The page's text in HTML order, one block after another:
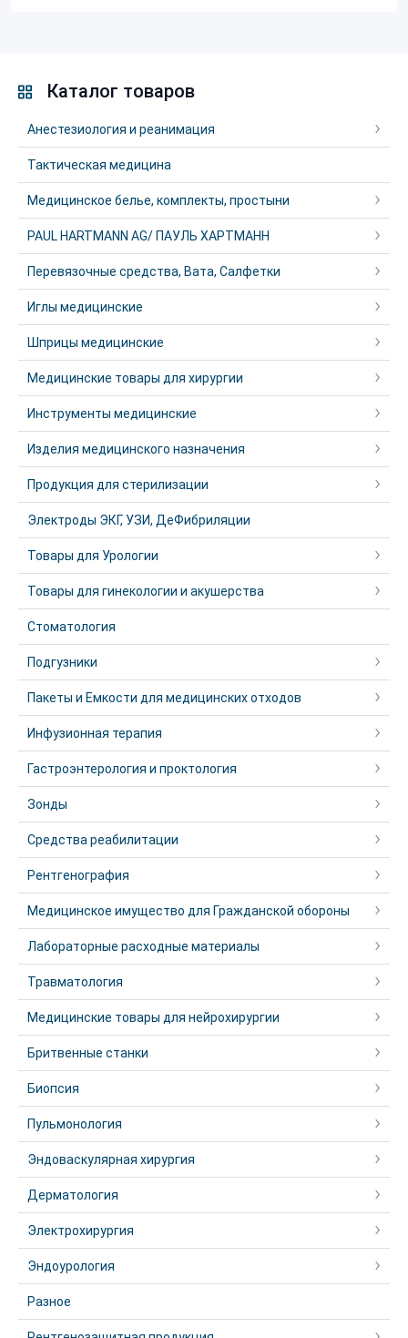
Каталог товаров
Анестезиология и реанимация
Тактическая медицина
Медицинское белье, комплекты, простыни
PAUL HARTMANN AG/ ПАУЛЬ ХАРТМАНН
Перевязочные средства, Вата, Салфетки
Иглы медицинские
Шприцы медицинские
Медицинские товары для хирургии
Инструменты медицинские
Изделия медицинского назначения
Продукция для стерилизации
Электроды ЭКГ, УЗИ, ДеФибриляции
Товары для Урологии
Товары для гинекологии и акушерства
Стоматология
Подгузники
Пакеты и Емкости для медицинских отходов
Инфузионная терапия
Гастроэнтерология и проктология
Зонды
Средства реабилитации
Рентгенография
Медицинское имущество для Гражданской обороны
Лабораторные расходные материалы
Травматология
Медицинские товары для нейрохирургии
Бритвенные станки
Биопсия
Пульмонология
Эндоваскулярная хирургия
Дерматология
Электрохирургия
Эндоурология
Разное